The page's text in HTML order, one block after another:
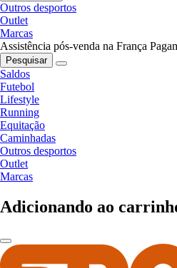
Outros desportos
Outlet
Marcas
Assistência pós-venda na França
Pesquisar
Saldos
Futebol
Lifestyle
Running
Equitação
Caminhadas
Outros desportos
Outlet
Marcas
Adicionando ao